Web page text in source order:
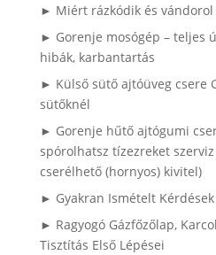
► Miért rázkódik és vándorol
► Gorenje mosógép – teljes
hibák, karbantartás
► Külső sütő ajtóüveg csere
sütőknél
► Gorenje hűtő ajtógumi
spórolhatsz tízezreket
cserélhető (hornyos) kivitel)
► Gyakran Ismételt Kérdések
► Ragyogó Gázfőzőlap,
Tisztítás Első Lépései